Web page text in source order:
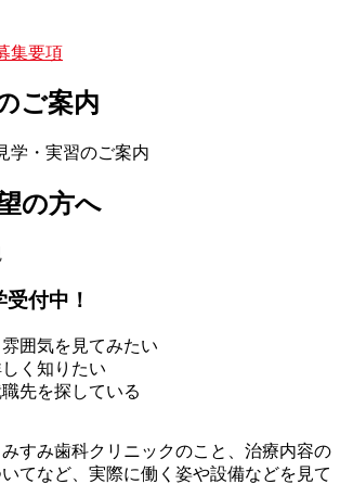
集要項
ご案内
学・実習のご案内
の方へ
付中！
囲気を見てみたい
く知りたい
先を探している
すみ歯科クリニックのこと、治療内容の
てなど、実際に働く姿や設備などを見て